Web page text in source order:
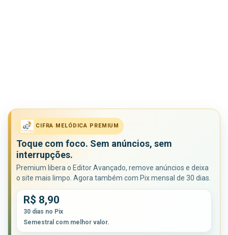
CIFRA MELÓDICA PREMIUM
Toque com foco. Sem anúncios, sem
interrupções.
Premium libera o Editor Avançado, remove anúncios e deixa
o site mais limpo. Agora também com Pix mensal de 30 dias.
R$ 8,90
30 dias no Pix
Semestral com melhor valor.